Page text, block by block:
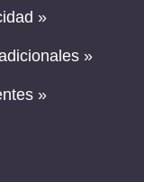
»
»
»